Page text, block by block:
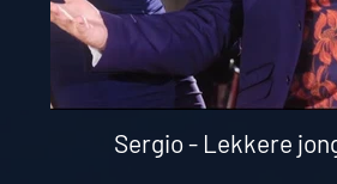
Sergio - Lekkere